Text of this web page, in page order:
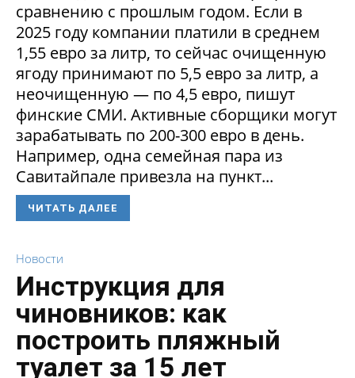
сравнению с прошлым годом. Если в
2025 году компании платили в среднем
1,55 евро за литр, то сейчас очищенную
ягоду принимают по 5,5 евро за литр, а
неочищенную — по 4,5 евро, пишут
финские СМИ. Активные сборщики могут
зарабатывать по 200-300 евро в день.
Например, одна семейная пара из
Савитайпале привезла на пункт...
ЧИТАТЬ ДАЛЕЕ
Новости
Инструкция для
чиновников: как
построить пляжный
туалет за 15 лет